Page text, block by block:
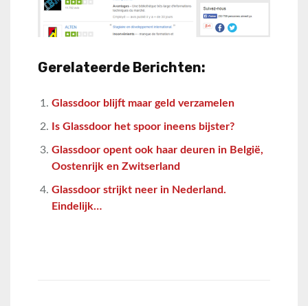
Gerelateerde Berichten:
Glassdoor blijft maar geld verzamelen
Is Glassdoor het spoor ineens bijster?
Glassdoor opent ook haar deuren in België,
Oostenrijk en Zwitserland
Glassdoor strijkt neer in Nederland.
Eindelijk…